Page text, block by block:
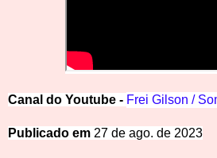
Canal do Youtube - Frei Gilson /
Publicado em 27 de ago. de 2023